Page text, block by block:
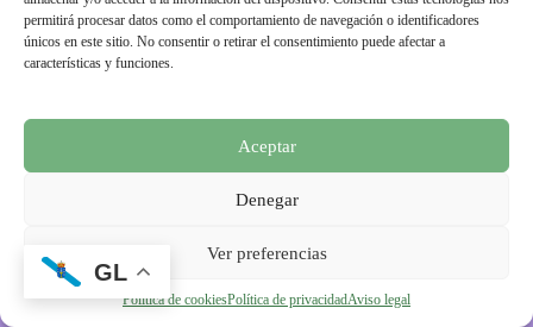
permitirá procesar datos como el comportamiento de navegación o identificadores
únicos en este sitio. No consentir o retirar el consentimiento puede afectar a
características y funciones.
Aceptar
Denegar
Ver preferencias
Política de cookiesPolítica de privacidadAviso legal
GL